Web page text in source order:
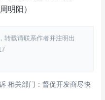
明阳）
转载请联系作者并注明出
相关部门：督促开发商尽快